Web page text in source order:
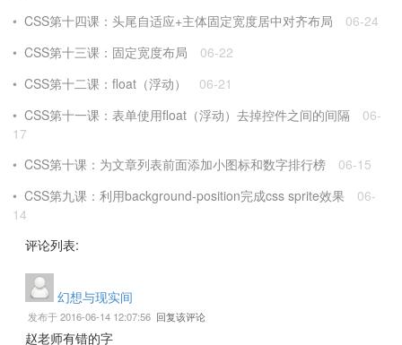
CSS第十四课：头尾自适应+主体固定宽度居中对齐布局
06-24
CSS第十三课：固定宽度布局
06-22
CSS第十二课：float（浮动）
06-21
CSS第十一课：表单使用float（浮动）去掉控件之间的间隔
06-
17
CSS第十课：为文章列表前面添加小图标和数字排行榜
06-15
CSS第九课：利用background-position完成css sprite效果
06-
14
评论列表:
幻想与现实间
发布于 2016-06-14 12:07:56 回复该评论
赵老师有错的字